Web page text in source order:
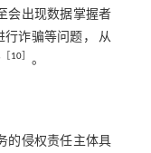
会出现数据掌握者
诈骗等问题， 从
［ 10］ 。
的侵权责任主体具